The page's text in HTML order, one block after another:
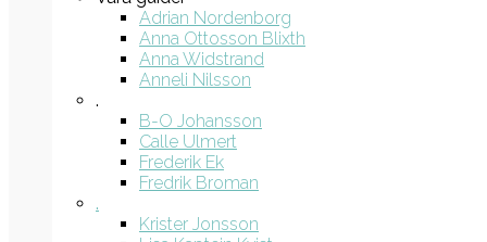
Adrian Nordenborg
Anna Ottosson Blixth
Anna Widstrand
Anneli Nilsson
.
B-O Johansson
Calle Ulmert
Frederik Ek
Fredrik Broman
.
Krister Jonsson